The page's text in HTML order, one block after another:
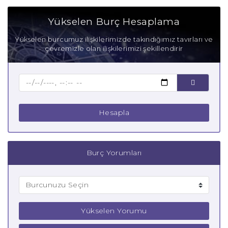
Anne Koç Burcu
Baba Koç Burcu
Yükselen Burç Hesaplama
Yükselen burcumuz ilişkilerimizde takındığımız tavırları ve
çevremizle olan ilişkilerimizi şekillendirir
Hesapla
Burç Yorumları
Yükselen Yorumu